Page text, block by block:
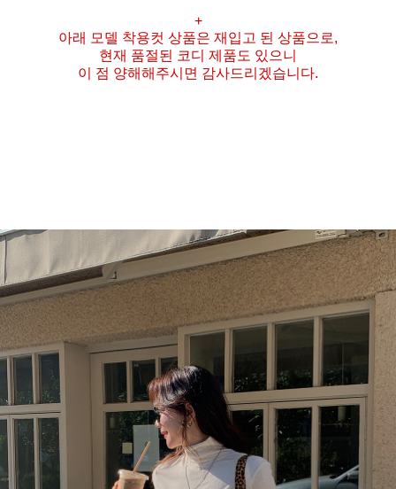
+
아래 모델 착용컷 상품은 재입고 된 상품으로,
현재 품절된 코디 제품도 있으니
이 점 양해해주시면 감사드리겠습니다.